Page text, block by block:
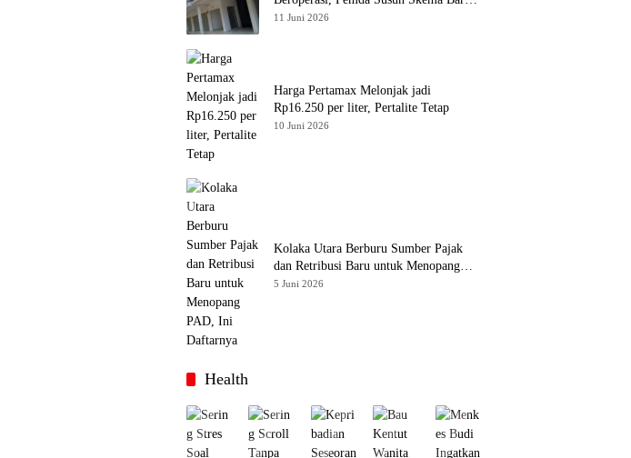
Pulihkan Perdagangan
11 Juni 2026
Harga Pertamax Melonjak jadi
Rp16.250 per liter, Pertalite Tetap
10 Juni 2026
Kolaka Utara Berburu Sumber Pajak
dan Retribusi Baru untuk Menopang
PAD, Ini Daftarnya
5 Juni 2026
Health